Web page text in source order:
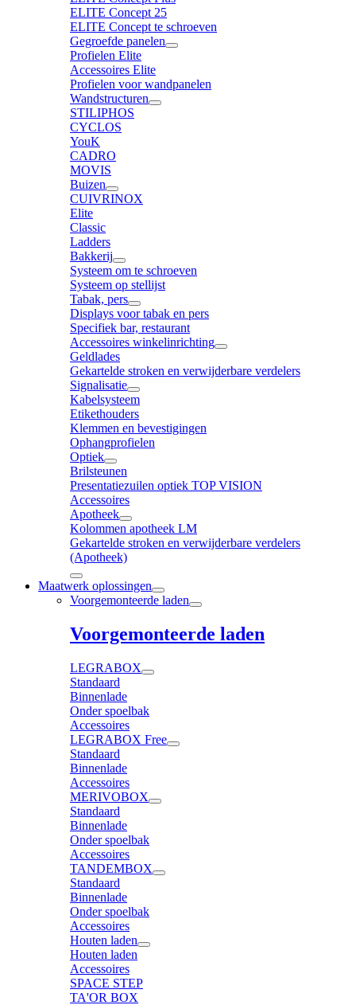
ELITE Concept 25
ELITE Concept te schroeven
Gegroefde panelen
Profielen Elite
Accessoires Elite
Profielen voor wandpanelen
Wandstructuren
STILIPHOS
CYCLOS
YouK
CADRO
MOVIS
Buizen
CUIVRINOX
Elite
Classic
Ladders
Bakkerij
Systeem om te schroeven
Systeem op stellijst
Tabak, pers
Displays voor tabak en pers
Specifiek bar, restaurant
Accessoires winkelinrichting
Geldlades
Gekartelde stroken en verwijderbare verdelers
Signalisatie
Kabelsysteem
Etikethouders
Klemmen en bevestigingen
Ophangprofielen
Optiek
Brilsteunen
Presentatiezuilen optiek TOP VISION
Accessoires
Apotheek
Kolommen apotheek LM
Gekartelde stroken en verwijderbare verdelers
(Apotheek)
Maatwerk oplossingen
Voorgemonteerde laden
Voorgemonteerde laden
LEGRABOX
Standaard
Binnenlade
Onder spoelbak
Accessoires
LEGRABOX Free
Standaard
Binnenlade
Accessoires
MERIVOBOX
Standaard
Binnenlade
Onder spoelbak
Accessoires
TANDEMBOX
Standaard
Binnenlade
Onder spoelbak
Accessoires
Houten laden
Houten laden
Accessoires
SPACE STEP
TA'OR BOX